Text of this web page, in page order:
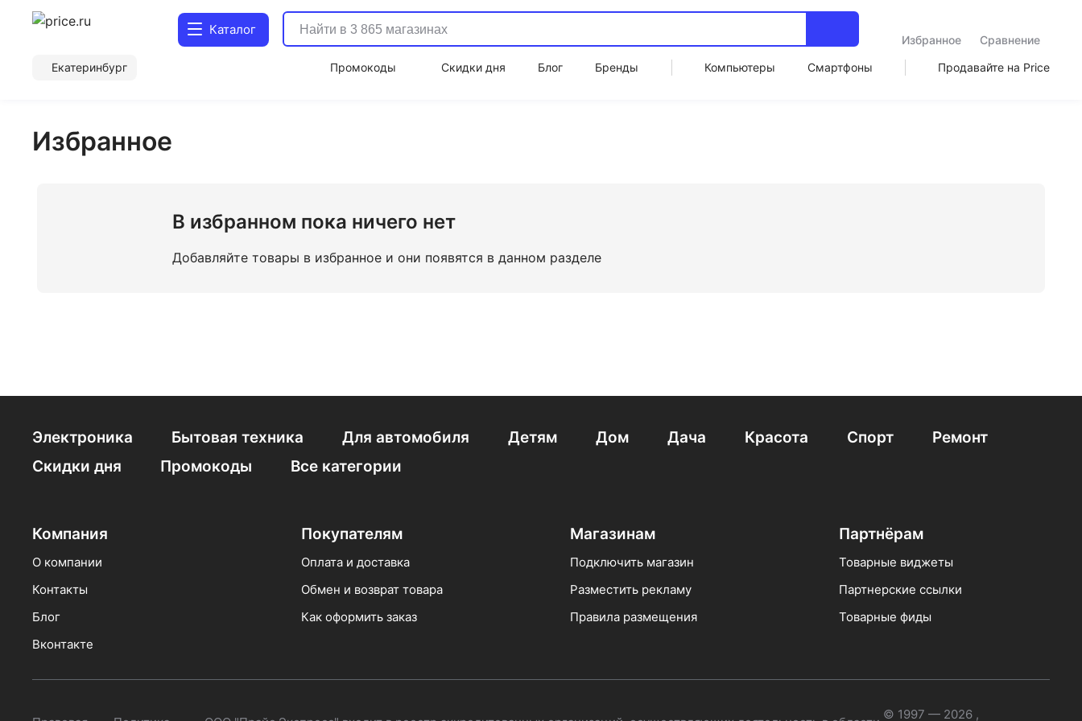
Каталог
Избранное
Сравнение
Екатеринбург
Промокоды Скидки дня Блог Бренды Компьютеры Смартфоны Продавайте на Price
Избранное
В избранном пока ничего нет
Добавляйте товары в избранное и они появятся в данном разделе
Электроника Бытовая техника Для автомобиля Детям Дом Дача Красота Спорт
Ремонт
Скидки дня
Промокоды Все категории
Компания
О компании
Контакты
Блог
Вконтакте
Покупателям
Оплата и доставка
Обмен и возврат товара
Как оформить заказ
Магазинам
Подключить магазин
Разместить рекламу
Правила размещения
Партнёрам
Товарные виджеты
Партнерские ссылки
Товарные фиды
© 1997 — 2026 ,